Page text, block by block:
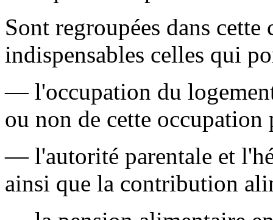
Sont regroupées dans cette
indispensables celles qui
— l'occupation du
ou non de cette occupation
— l'autorité parentale et
ainsi que la contribution